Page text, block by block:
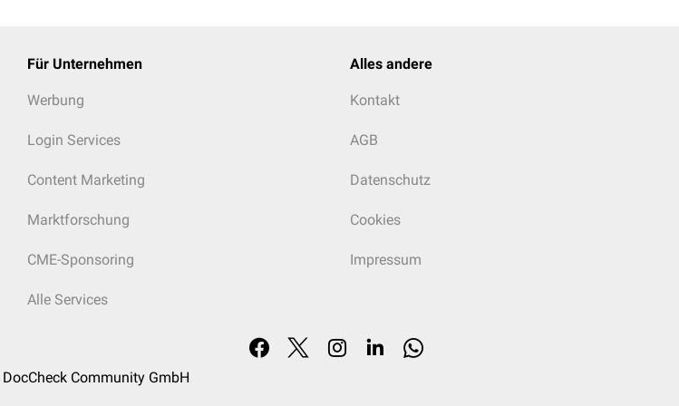
Für Unternehmen
Werbung
Login Services
Content Marketing
Marktforschung
CME-Sponsoring
Alle Services
Alles andere
Kontakt
AGB
Datenschutz
Cookies
Impressum
DocCheck Community GmbH